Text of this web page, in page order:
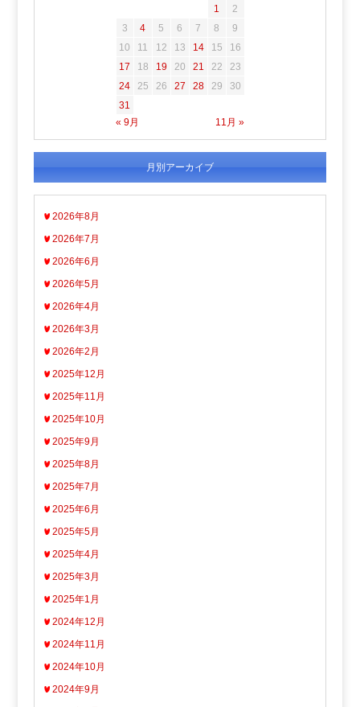
« 9月 11月 »
1
2
3
4 5 6 7 8
9
10
11 12 13 14 15
16
17
18 19 20 21 22
23
24
25 26 27 28 29
30
31
月別アーカイブ
2026年8月
2026年7月
2026年6月
2026年5月
2026年4月
2026年3月
2026年2月
2025年12月
2025年11月
2025年10月
2025年9月
2025年8月
2025年7月
2025年6月
2025年5月
2025年4月
2025年3月
2025年1月
2024年12月
2024年11月
2024年10月
2024年9月